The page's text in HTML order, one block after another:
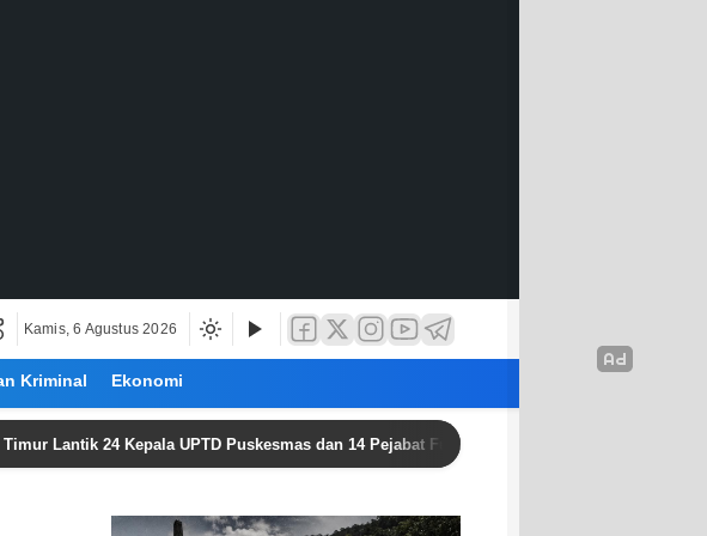
Kamis, 6 Agustus 2026
Kriminal Ekonomi
24 Kepala UPTD Puskesmas dan 14 Pejabat Fungsional, Dorong Inovasi dan Pelayanan